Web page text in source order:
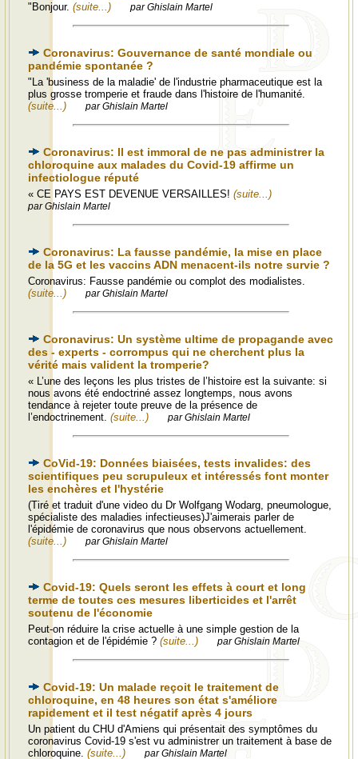
"Bonjour. (suite...) par Ghislain Martel
Coronavirus: Gouvernance de santé mondiale ou
pandémie spontanée ?
"La 'business de la maladie' de l'industrie pharmaceutique est la
plus grosse tromperie et fraude dans l'histoire de l'humanité.
(suite...)
par Ghislain Martel
Coronavirus: Il est immoral de ne pas administrer la
chloroquine aux malades du Covid-19 affirme un
infectiologue réputé
« CE PAYS EST DEVENUE VERSAILLES! (suite...)
par Ghislain Martel
Coronavirus: La fausse pandémie, la mise en place
de la 5G et les vaccins ADN menacent-ils notre survie ?
Coronavirus: Fausse pandémie ou complot des modialistes.
(suite...)
par Ghislain Martel
Coronavirus: Un système ultime de propagande avec
des - experts - corrompus qui ne cherchent plus la
vérité mais valident la tromperie?
« L’une des leçons les plus tristes de l’histoire est la suivante: si
nous avons été endoctriné assez longtemps, nous avons
tendance à rejeter toute preuve de la présence de
l’endoctrinement. (suite...) par Ghislain Martel
CoVid-19: Données biaisées, tests invalides: des
scientifiques peu scrupuleux et intéressés font monter
les enchères et l'hystérie
(Tiré et traduit d'une video du Dr Wolfgang Wodarg, pneumologue,
spécialiste des maladies infectieuses)J'aimerais parler de
l'épidémie de coronavirus que nous observons actuellement.
(suite...)
par Ghislain Martel
Covid-19: Quels seront les effets à court et long
terme de toutes ces mesures liberticides et l'arrêt
soutenu de l'économie
Peut-on réduire la crise actuelle à une simple gestion de la
contagion et de l'épidémie ? (suite...) par Ghislain Martel
Covid-19: Un malade reçoit le traitement de
chloroquine, en 48 heures son état s'améliore
rapidement et il test négatif après 4 jours
Un patient du CHU d'Amiens qui présentait des symptômes du
coronavirus Covid-19 s'est vu administrer un traitement à base de
chloroquine. (suite...) par Ghislain Martel